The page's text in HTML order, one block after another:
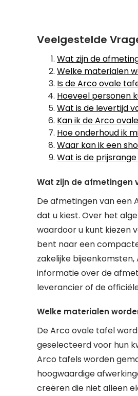
Veelgestelde
Wat zijn de
Welke materialen
Is de Arco ovale
Hoeveel personen
Wat is de levertijd
Kan ik de Arco
Hoe onderhoud ik
Waar kan ik een
Wat is de
Wat zijn de afmetingen
De afmetingen van een
dat u kiest. Over het
waardoor u kunt kiezen
bent naar een
zakelijke
informatie over de
leverancier of de
Welke materialen
De Arco ovale tafel
geselecteerd voor hun
Arco tafels worden
hoogwaardige
creëren die niet alleen